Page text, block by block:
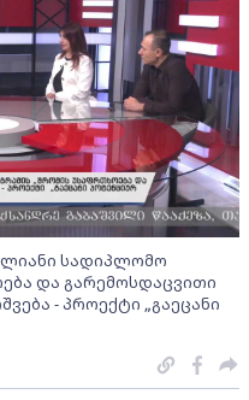
სადიპლომო
და გარემოსდაცვითი
- პროექტი „გაეცანი